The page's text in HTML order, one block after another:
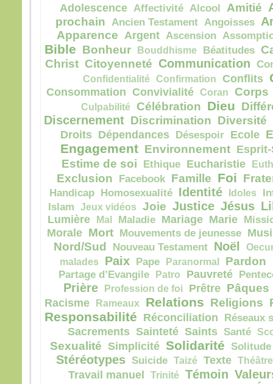
Adolescence Affectivité Alcool Amitié
prochain Ancien Testament Angoisses
Apparence Argent Ascension
Bible Bonheur Bouddhisme Béatitudes
Christ Citoyenneté Communication
Confidentialité Confirmation Conflits
Consommation Convivialité Coran Corps
Culpabilité Célébration Dieu
Discernement Discrimination Diversité
Droits Dépendances Désespoir Ecole
Engagement Environnement
Estime de soi Ethique Eucharistie
Exclusion Facebook Famille Foi
Handicap Homosexualité Identité Idoles
Islam
Jeux vidéos Joie Justice Jésus
Lumière Mal Maladie Mariage Marie
Morale Mort Mouvements de jeunesse
Nord/Sud Nouveau Testament Noël
malades
Paix Pape Paranormal Pardon
Partage d’Evangile Patro Pauvreté
Prière Profession de foi Prêtre Pâques
Racisme Rameaux Relations Religions
Responsabilité Réconciliation Réseaux
Sacrements Sainteté Saints Santé
Sexualité Simplicité Solidarité Solitude
Stéréotypes Suicide Taizé Texte Théâtre
Travail manuel Trinité Témoin